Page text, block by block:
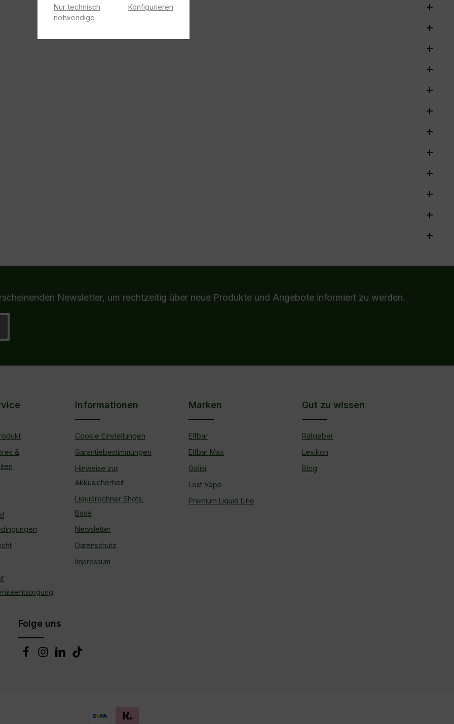
Newsletter, um rechtzeitig über neue Produkte und Angebote informiert zu werden.
&
Informationen
Cookie Einstellungen
Garantiebestimmungen
Hinweise zur
Akkusicherheit
Liquidrechner Shots,
Base
Newsletter
Datenschutz
Impressum
Marken
Elfbar
Elfbar Max
Golisi
Lost Vape
Premium Liquid Line
Gut zu wissen
Ratgeber
Lexikon
Blog
Folge uns
Nur technisch
notwendige
Konfigurieren